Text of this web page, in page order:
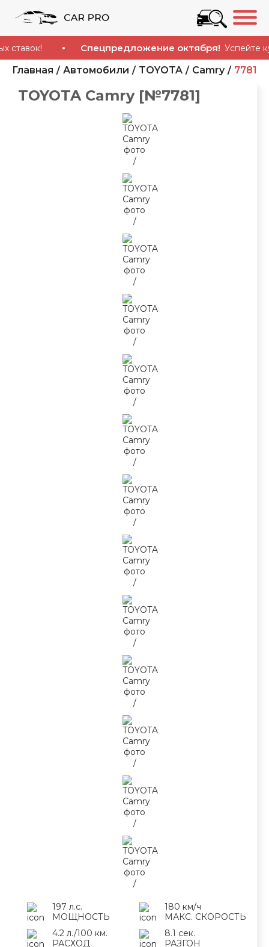
Спецпредложение октября!Успейте
Главная Автомобили TOYOTA Camry 7781
TOYOTA Camry [№7781]
197 л.с.
МОЩНОСТЬ
180 км/ч
МАКС. СКОРОСТЬ
4.2 л./100 км.
РАСХОД
8.1 сек.
РАЗГОН